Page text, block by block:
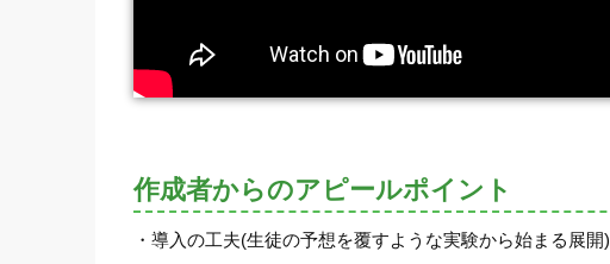
作成者からのアピールポイント
・導入の工夫(生徒の予想を覆すような実験から始まる展開)